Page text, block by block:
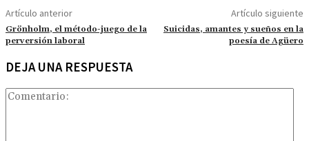
Artículo anterior
Grönholm, el método-juego de la
perversión laboral
Artículo siguiente
Suicidas, amantes y sueños en la
poesía de Agüero
DEJA UNA RESPUESTA